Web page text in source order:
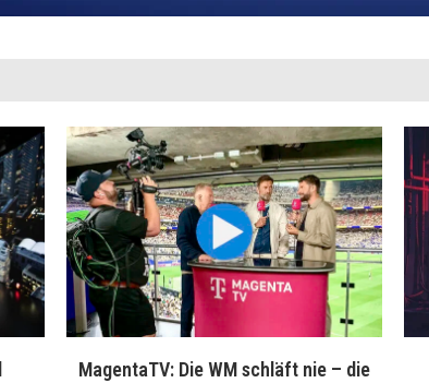
MagentaTV: Die WM schläft nie – die